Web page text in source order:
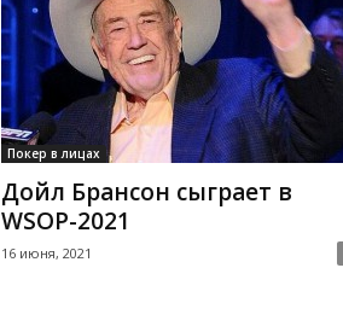
Покер в лицах
Дойл Брансон сыграет в
WSOP-2021
16 июня, 2021